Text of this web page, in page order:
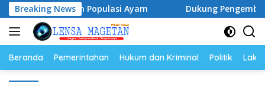
Langsung
ke
konten
Breaking News
dan Populasi Ayam Dukung Pengembangan
Beranda Pemerintahan Hukum dan Kriminal Politik